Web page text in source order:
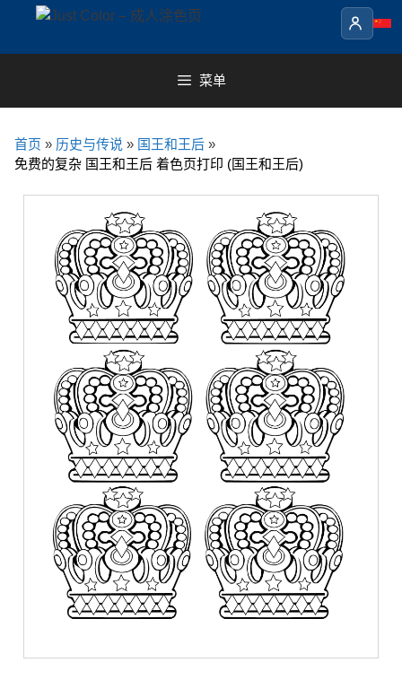
content
菜单
首页 » 历史与传说 » 国王和王后 »
免费的复杂 国王和王后 着色页打印 (国王和王后)